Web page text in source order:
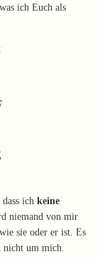
ich Euch als
ich keine
niemand von mir
sie oder er ist. Es
nicht um mich.